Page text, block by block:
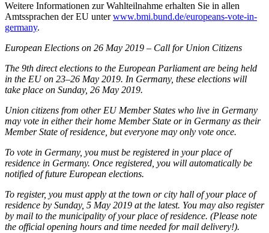
Weitere Informationen zur Wahlteilnahme erhalten Sie in allen
Amtssprachen der EU unterwww.bmi.bund.de/europeans-vote-in-
germany.
European Elections on 26 May 2019 – Call for Union Citizens
The 9th direct elections to the European Parliament are being held
in the EU on 23–26 May 2019. In Germany, these elections will
take place on Sunday, 26 May 2019.
Union citizens from other EU Member States who live in Germany
may vote in either their home Member State or in Germany as their
Member State of residence, but everyone may only vote once.
To vote in Germany, you must be registered in your place of
residence in Germany. Once registered, you will automatically be
notified of future European elections.
To register, you must apply at the town or city hall of your place of
residence by Sunday, 5 May 2019 at the latest. You may also register
by mail to the municipality of your place of residence. (Please note
the official opening hours and time needed for mail delivery!).